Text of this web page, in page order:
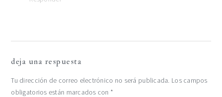
deja una respuesta
Tu dirección de correo electrónico no será publicada. Los campos
obligatorios están marcados con *